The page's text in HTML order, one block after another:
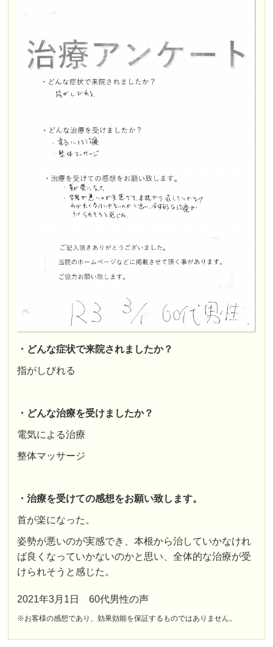
・どんな症状で来院されましたか？
指がしびれる
・どんな治療を受けましたか？
電気による治療
整体マッサージ
・治療を受けての感想をお願い致します。
首が楽になった。
姿勢が悪いのが実感でき、本根から治していかなけれ
ば良くなっていかないのかと思い、全体的な治療が受
けられそうと感じた。
2021年3月1日 60代男性の声
※お客様の感想であり、効果効能を保証するものではありません。